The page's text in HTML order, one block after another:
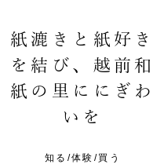
紙漉きと紙好き
を結び、越前和
紙の里ににぎわ
いを
知る/体験/買う